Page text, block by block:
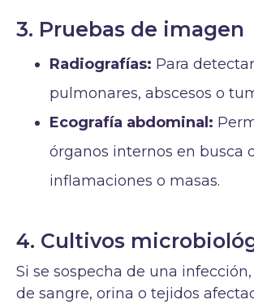
3. Pruebas de imagen
Radiografías: Para
pulmonares, abscesos o
Ecografía abdominal:
órganos internos en busca
inflamaciones o masas.
4. Cultivos
Si se sospecha de una
de sangre, orina o tejidos